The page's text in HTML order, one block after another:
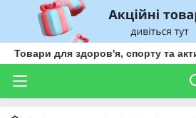
Товари для здоров'я, спорту та